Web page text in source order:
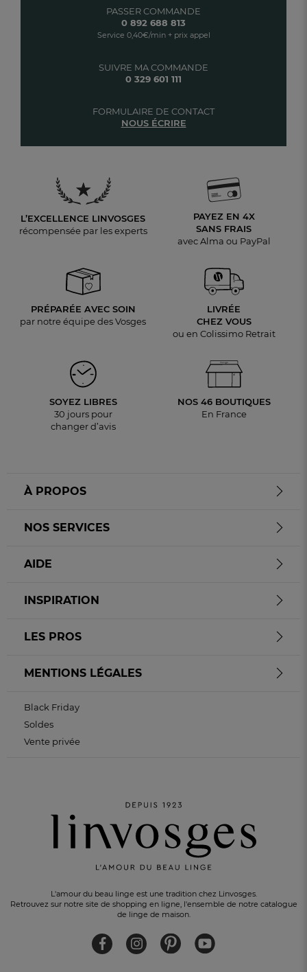
UN CADEAU OFFERTpour tout achat
SUIVRE MA COMMANDE
0 329 601 111
PASSER COMMANDE
0 892 688 813
Service 0,40€/min + prix appel
FORMULAIRE DE CONTACT
NOUS ÉCRIRE
L’EXCELLENCE LINVOSGES
récompensée par les experts
PAYEZ EN 4X
SANS FRAIS
avec Alma ou PayPal
PRÉPARÉE AVEC SOIN
par notre équipe des Vosges
LIVRÉE
CHEZ VOUS
ou en Colissimo Retrait
SOYEZ LIBRES
30 jours pour
changer d’avis
NOS 46 BOUTIQUES
En France
L'amour du beau linge est une tradition chez Linvosges.
Retrouvez sur notre site de shopping en ligne, l'ensemble de notre catalogue
de linge de maison.
À PROPOS
NOS SERVICES
AIDE
INSPIRATION
LES PROS
MENTIONS LÉGALES
Black Friday
Soldes
Vente privée